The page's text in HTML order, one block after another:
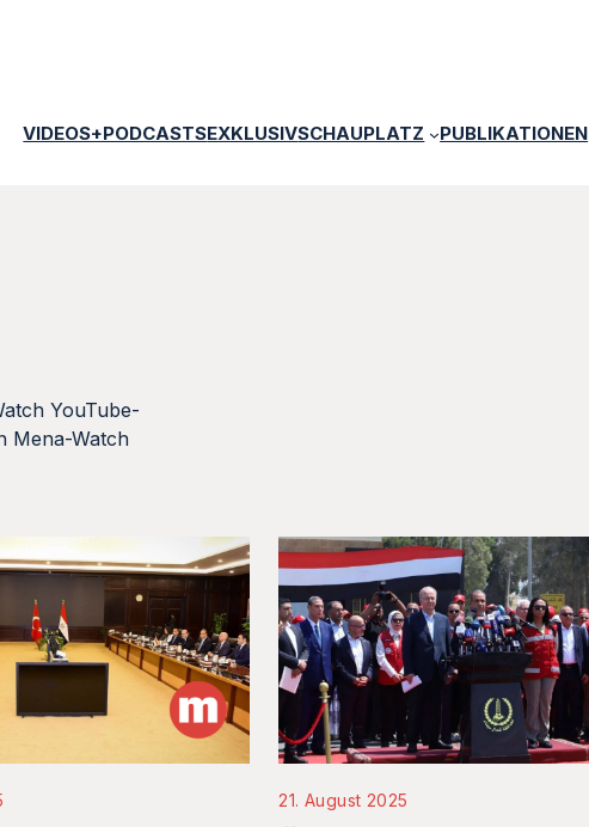
VIDEOS+PODCASTSEXKLUSIVSCHAUPLATZ PUBLIKATIONEN
YouTube-
Mena-Watch
21. August 2025